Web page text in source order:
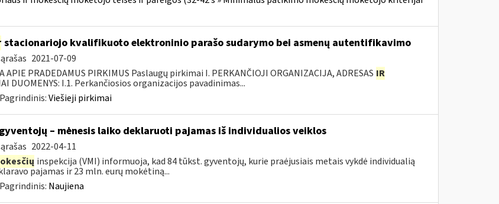
stacionariojo kvalifikuoto elektroninio parašo sudarymo bei asmenų autentifikavimo
2021-07-09
APIE PRADEDAMUS PIRKIMUS Paslaugų pirkimai I. PERKANČIOJI ORGANIZACIJA, ADRESAS IR
DUOMENYS: I.1. Perkančiosios organizacijos pavadinimas...
Pagrindinis:Viešieji pirkimai
– mėnesis laiko deklaruoti pajamas iš individualios veiklos
2022-04-11
inspekcija (VMI) informuoja, kad 84 tūkst. gyventojų, kurie praėjusiais metais vykdė individualią
pajamas ir 23 mln. eurų mokėtiną...
Pagrindinis: Naujiena